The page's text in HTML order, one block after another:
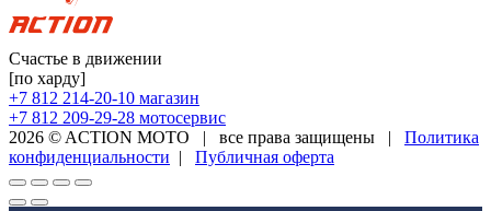
Счастье в движении
[по харду]
+7 812 214-20-10 магазин
+7 812 209-29-28 мотосервис
2026 © ACTION MOTO | все права защищены |
Политика
конфиденциальности | Публичная оферта